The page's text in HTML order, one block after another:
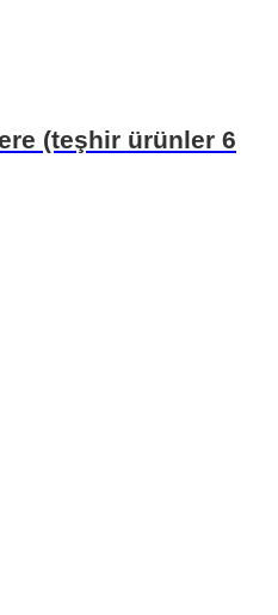
(teşhir ürünler 6